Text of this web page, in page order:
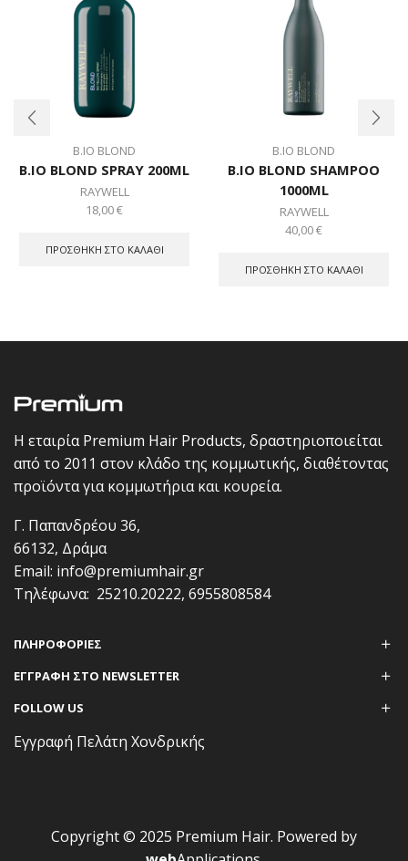
B.IO BLOND
B.IO BLOND SPRAY 200ML
RAYWELL
18,00€
ΠΡΟΣΘΉΚΗ ΣΤΟ ΚΑΛΆΘΙ
B.IO BLOND
B.IO BLOND SHAMPOO
1000ML
RAYWELL
40,00€
ΠΡΟΣΘΉΚΗ ΣΤΟ ΚΑΛΆΘΙ
Η εταιρία Premium Hair Products, δραστηριοποιείται
από το 2011 στον κλάδο της κομμωτικής, διαθέτοντας
προϊόντα για κομμωτήρια και κουρεία.
Γ. Παπανδρέου 36,
66132, Δράμα
Email: info@premiumhair.gr
Τηλέφωνα: 25210.20222, 6955808584
ΠΛΗΡΟΦΟΡΊΕΣ
ΕΓΓΡΑΦΗ ΣΤΟ NEWSLETTER
FOLLOW US
Εγγραφή Πελάτη Χονδρικής
Copyright © 2025 Premium Hair. Powered by